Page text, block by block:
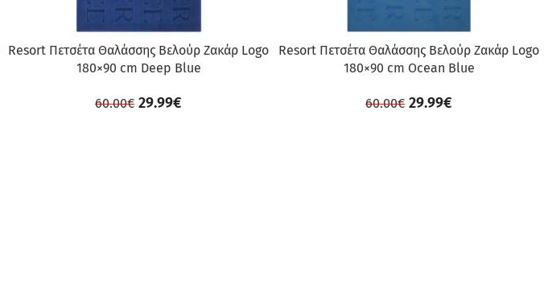
Resort Πετσέτα Θαλάσσης Βελούρ Ζακάρ Logo
180×90 cm Deep Blue
60.00€ 29.99€
Resort Πετσέτα Θαλάσσης Βελούρ Ζακάρ Logo
180×90 cm Ocean Blue
60.00€ 29.99€